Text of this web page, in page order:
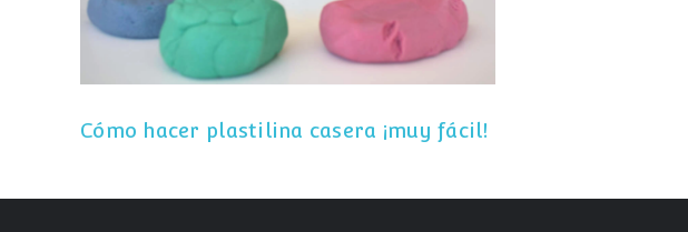
Cómo hacer plastilina casera ¡muy fácil!